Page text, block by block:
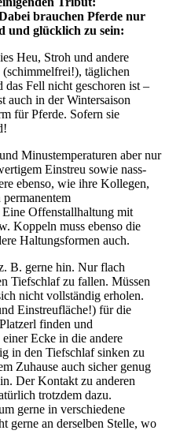
brauchen Pferde nur
und glücklich zu sein:
Heu, Stroh und andere
täglichen
Fell nicht geschoren ist –
auch in der Wintersaison
für Pferde. Sofern sie
Minustemperaturen aber nur
Einstreu sowie nass-
ebenso, wie ihre Kollegen,
Offenstallhaltung mit
Koppeln muss ebenso die
Haltungsformen auch.
B. gerne hin. Nur flach
Tiefschlaf zu fallen. Müssen
nicht vollständig erholen.
Einstreufläche!) für die
finden und
Ecke in die andere
in den Tiefschlaf sinken zu
Zuhause auch sicher genug
Der Kontakt zu anderen
trotzdem dazu.
gerne in verschiedene
gerne an derselben Stelle, wo